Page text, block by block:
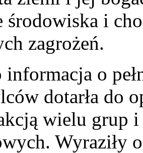
środowiska i
zagrożeń.
o
dotarła do
wielu grup
Wyraziły